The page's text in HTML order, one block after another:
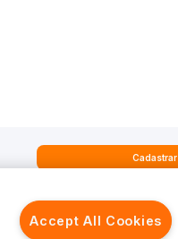
Cadastrar
Accept All Cookies